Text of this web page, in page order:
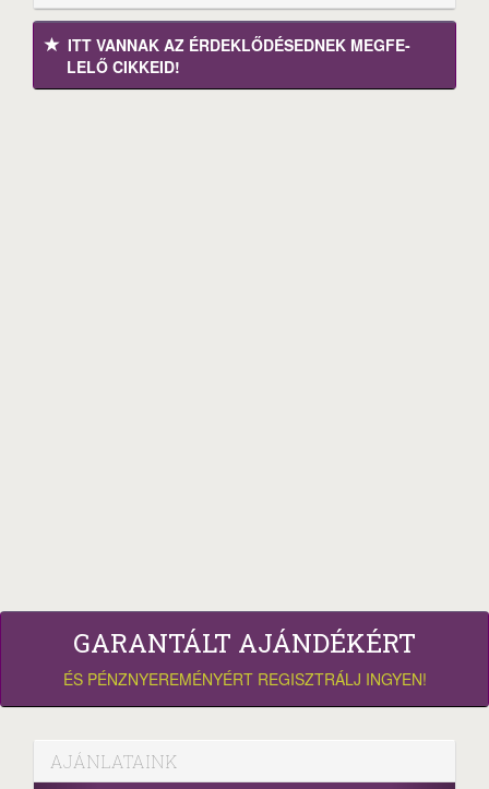
ITT VANNAK AZ ÉRDEK­LŐDÉ­SEDNEK MEGFE­
LELŐ CIKKEID!
GARANTÁLT AJÁNDÉKÉRT
ÉS PÉNZNYEREMÉNYÉRT REGISZTRÁLJ INGYEN!
AJÁNLATAINK